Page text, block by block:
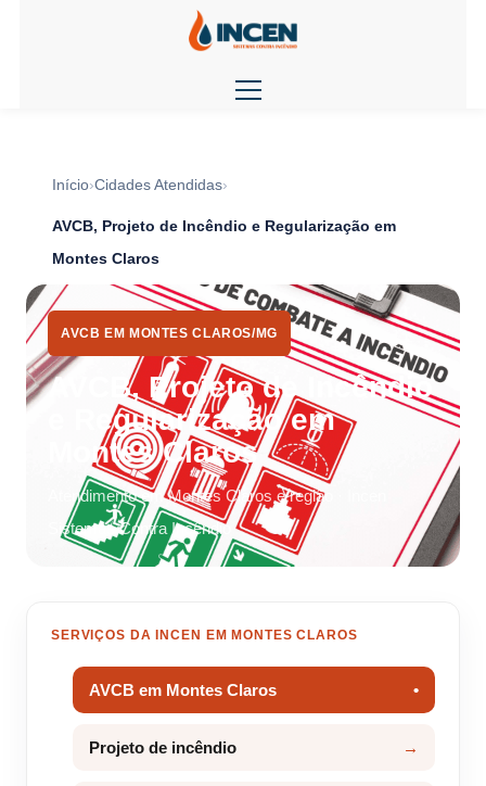
Início Cidades Atendidas
AVCB, Projeto de Incêndio e Regularização em
Montes Claros
AVCB EM MONTES CLAROS/MG
AVCB, Projeto de Incêndio
e Regularização em
Montes Claros
Atendimento em Montes Claros e região · Incen
Sistemas Contra Incêndio
SERVIÇOS DA INCEN EM MONTES CLAROS
AVCB em Montes Claros
Projeto de incêndio